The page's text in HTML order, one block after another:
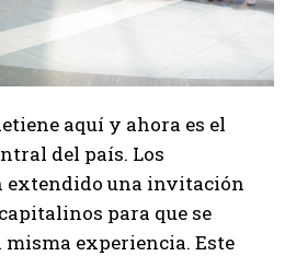
aquí y ahora es el
del país. Los
extendido una invitación
para que se
experiencia. Este